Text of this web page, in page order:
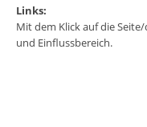
Links:
Mit dem Klick auf die
und Einflussbereich.